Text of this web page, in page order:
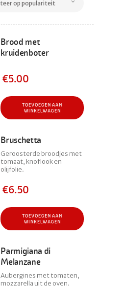
populariteit
Brood met
kruidenboter
€5.00
TOEVOEGEN AAN
WINKELWAGEN
Bruschetta
Geroosterde broodjes met
tomaat, knoflook en
olijfolie.
€6.50
TOEVOEGEN AAN
WINKELWAGEN
Parmigiana di
Melanzane
Aubergines met tomaten,
mozzarella uit de oven.